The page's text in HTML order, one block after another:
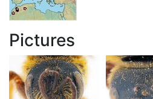
Pictures